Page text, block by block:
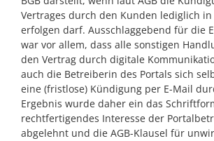
Vertrages durch den Kunden lediglich
erfolgen darf. Ausschlaggebend für die
war vor allem, dass alle sonstigen
den Vertrag durch digitale
auch die Betreiberin des Portals sich
eine (fristlose) Kündigung per E-Mail
Ergebnis wurde daher ein das
rechtfertigendes Interesse der
abgelehnt und die AGB-Klausel für